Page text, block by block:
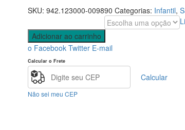
SKU: 942.123000-009890 Categorias: Infantil,
Adicionar ao carrinho
o Facebook Twitter E-mail
Calcular o Frete
Calcular
Não sei meu CEP